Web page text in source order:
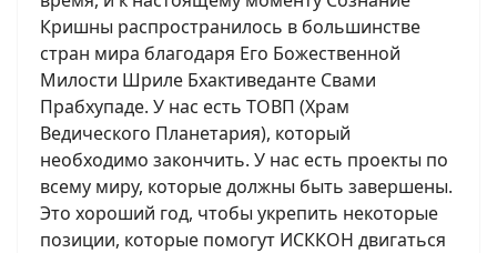
Кришны распространилось в большинстве
стран мира благодаря Его Божественной
Милости Шриле Бхактиведанте Свами
Прабхупаде. У нас есть ТОВП (Храм
Ведического Планетария), который
необходимо закончить. У нас есть проекты по
всему миру, которые должны быть завершены.
Это хороший год, чтобы укрепить некоторые
позиции, которые помогут ИСККОН двигаться